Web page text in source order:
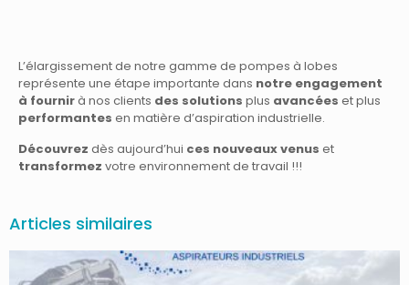
L’élargissement de notre gamme de pompes à lobes
représente une étape importante dans notre engagement
à fournirà nos clients des solutions plus avancées et plus
performantes en matière d’aspiration industrielle.
Découvrez dès aujourd’hui ces nouveaux venus et
transformez votre environnement de travail !!!
Articles similaires